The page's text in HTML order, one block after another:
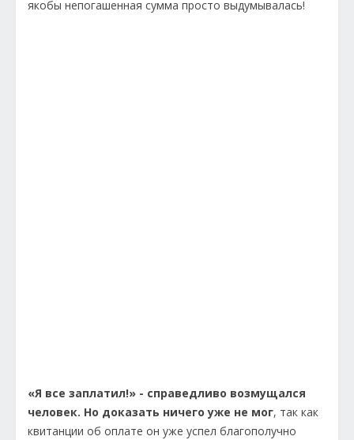
якобы непогашенная сумма просто выдумывалась!
«Я все заплатил!» - справедливо возмущался
человек. Но доказать ничего уже не мог, так как
квитанции об оплате он уже успел благополучно